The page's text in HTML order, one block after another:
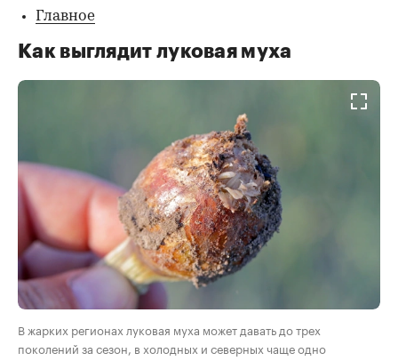
Главное
Как выглядит луковая муха
В жарких регионах луковая муха может давать до трех
поколений за сезон, в холодных и северных чаще одно